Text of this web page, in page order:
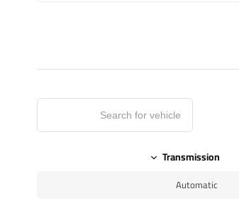
Transmission
Automatic